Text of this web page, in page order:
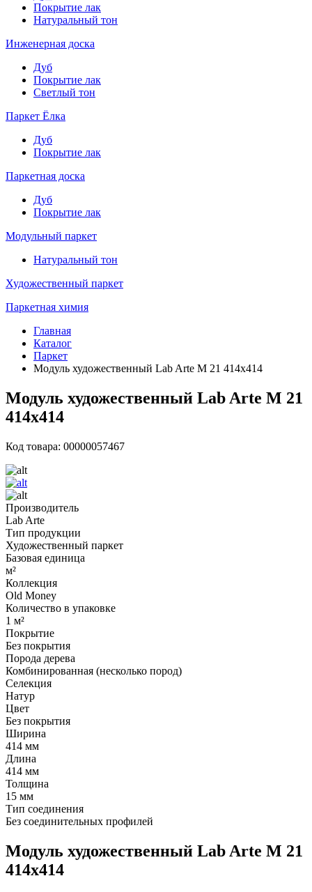
Покрытие лак
Натуральный тон
Инженерная доска
Дуб
Покрытие лак
Светлый тон
Паркет Ёлка
Дуб
Покрытие лак
Паркетная доска
Дуб
Покрытие лак
Модульный паркет
Натуральный тон
Художественный паркет
Паркетная химия
Главная
Каталог
Паркет
Модуль художественный Lab Arte М 21 414х414
Модуль художественный Lab Arte М 21
414х414
Код товара: 00000057467
Производитель
Lab Arte
Тип продукции
Художественный паркет
Базовая единица
м²
Коллекция
Old Money
Количество в упаковке
1 м²
Покрытие
Без покрытия
Порода дерева
Комбинированная (несколько пород)
Селекция
Натур
Цвет
Без покрытия
Ширина
414 мм
Длина
414 мм
Толщина
15 мм
Тип соединения
Без соединительных профилей
Модуль художественный Lab Arte М 21
414х414